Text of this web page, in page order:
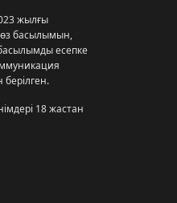
жылғы
басылымын,
басылымды есепке
берілген.
18 жастан